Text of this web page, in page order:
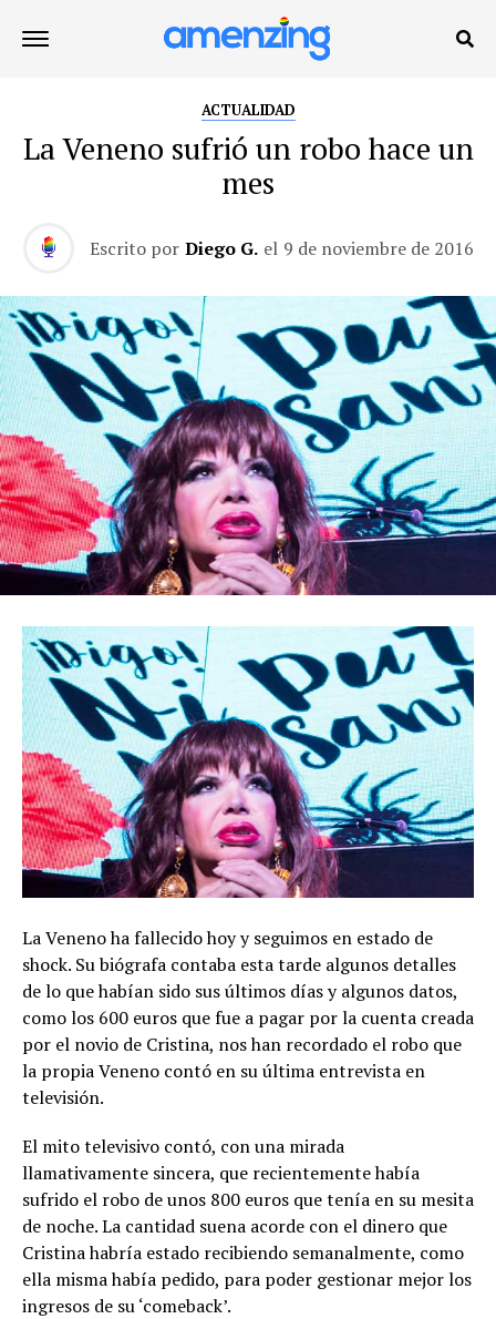
ACTUALIDAD
La Veneno sufrió un robo hace un
mes
Escrito por Diego G. el 9 de noviembre de 2016
La Veneno ha fallecido hoy y seguimos en estado de
shock. Su biógrafa contaba esta tarde algunos detalles
de lo que habían sido sus últimos días y algunos datos,
como los 600 euros que fue a pagar por la cuenta creada
por el novio de Cristina, nos han recordado el robo que
la propia Veneno contó en su última entrevista en
televisión.
El mito televisivo contó, con una mirada
llamativamente sincera, que recientemente había
sufrido el robo de unos 800 euros que tenía en su mesita
de noche. La cantidad suena acorde con el dinero que
Cristina habría estado recibiendo semanalmente, como
ella misma había pedido, para poder gestionar mejor los
ingresos de su ‘comeback’.